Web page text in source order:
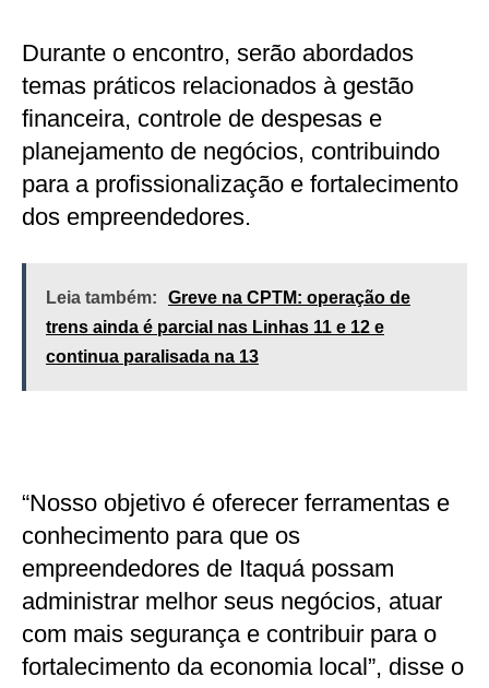
Durante o encontro, serão abordados
temas práticos relacionados à gestão
financeira, controle de despesas e
planejamento de negócios, contribuindo
para a profissionalização e fortalecimento
dos empreendedores.
Leia também:
Greve na CPTM: operação de
trens ainda é parcial nas Linhas 11 e 12 e
continua paralisada na 13
“Nosso objetivo é oferecer ferramentas e
conhecimento para que os
empreendedores de Itaquá possam
administrar melhor seus negócios, atuar
com mais segurança e contribuir para o
fortalecimento da economia local”, disse o